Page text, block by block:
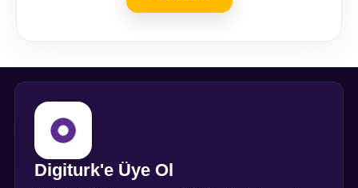
Digiturk'e Üye Ol